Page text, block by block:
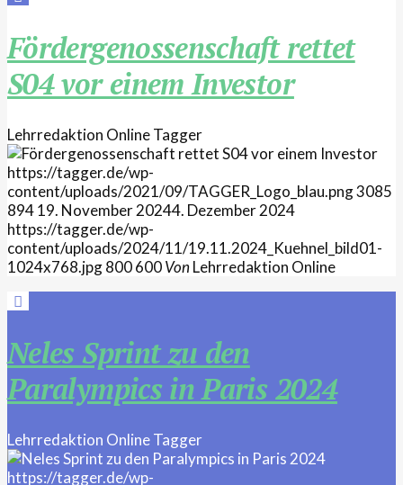
Fördergenossenschaft rettet
S04 vor einem Investor
Lehrredaktion OnlineTagger
https://tagger.de/wp-
content/uploads/2021/09/TAGGER_Logo_blau.png3085
89419. November 20244. Dezember 2024
https://tagger.de/wp-
content/uploads/2024/11/19.11.2024_Kuehnel_bild01-
1024x768.jpg800600VonLehrredaktion Online
Neles Sprint zu den
Paralympics in Paris 2024
Lehrredaktion OnlineTagger
https://tagger.de/wp-